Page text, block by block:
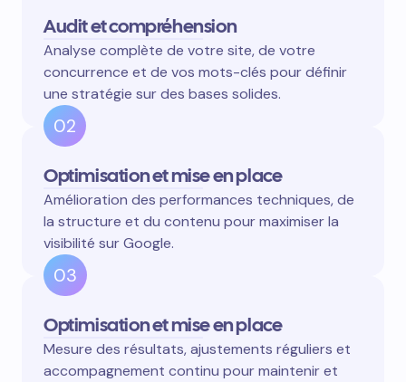
Audit et compréhension
Analyse complète de votre site, de votre
concurrence et de vos mots-clés pour définir
une stratégie sur des bases solides.
02
Optimisation et mise en place
Amélioration des performances techniques, de
la structure et du contenu pour maximiser la
visibilité sur Google.
03
Optimisation et mise en place
Mesure des résultats, ajustements réguliers et
accompagnement continu pour maintenir et